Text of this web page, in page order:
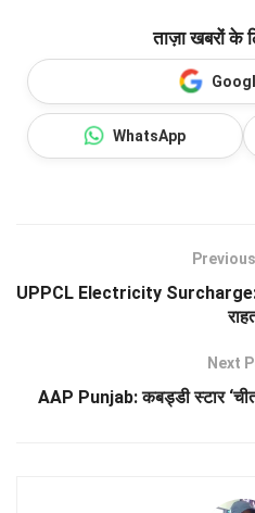
ताज़ा खबरों के
WhatsApp
UPPCL Electricity Surcharge:
Next
AAP Punjab: कबड्डी स्टार